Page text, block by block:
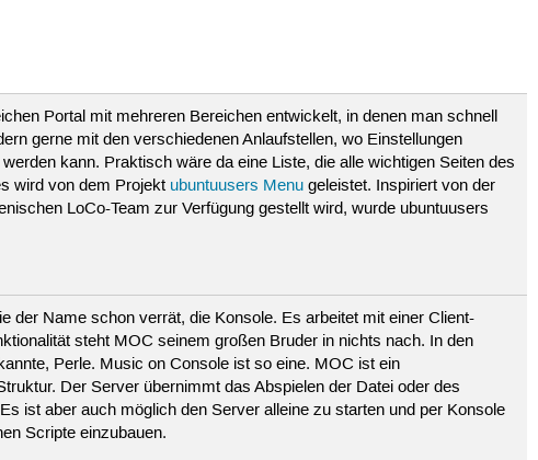
Portal mit mehreren Bereichen entwickelt, in denen man schnell
gerne mit den verschiedenen Anlaufstellen, wo Einstellungen
kann. Praktisch wäre da eine Liste, die alle wichtigen Seiten des
wird von dem Projekt ubuntuusers Menu geleistet. Inspiriert von der
LoCo-Team zur Verfügung gestellt wird, wurde ubuntuusers
Name schon verrät, die Konsole. Es arbeitet mit einer Client-
steht MOC seinem großen Bruder in nichts nach. In den
Perle. Music on Console ist so eine. MOC ist ein
Der Server übernimmt das Abspielen der Datei oder des
ist aber auch möglich den Server alleine zu starten und per Konsole
Scripte einzubauen.